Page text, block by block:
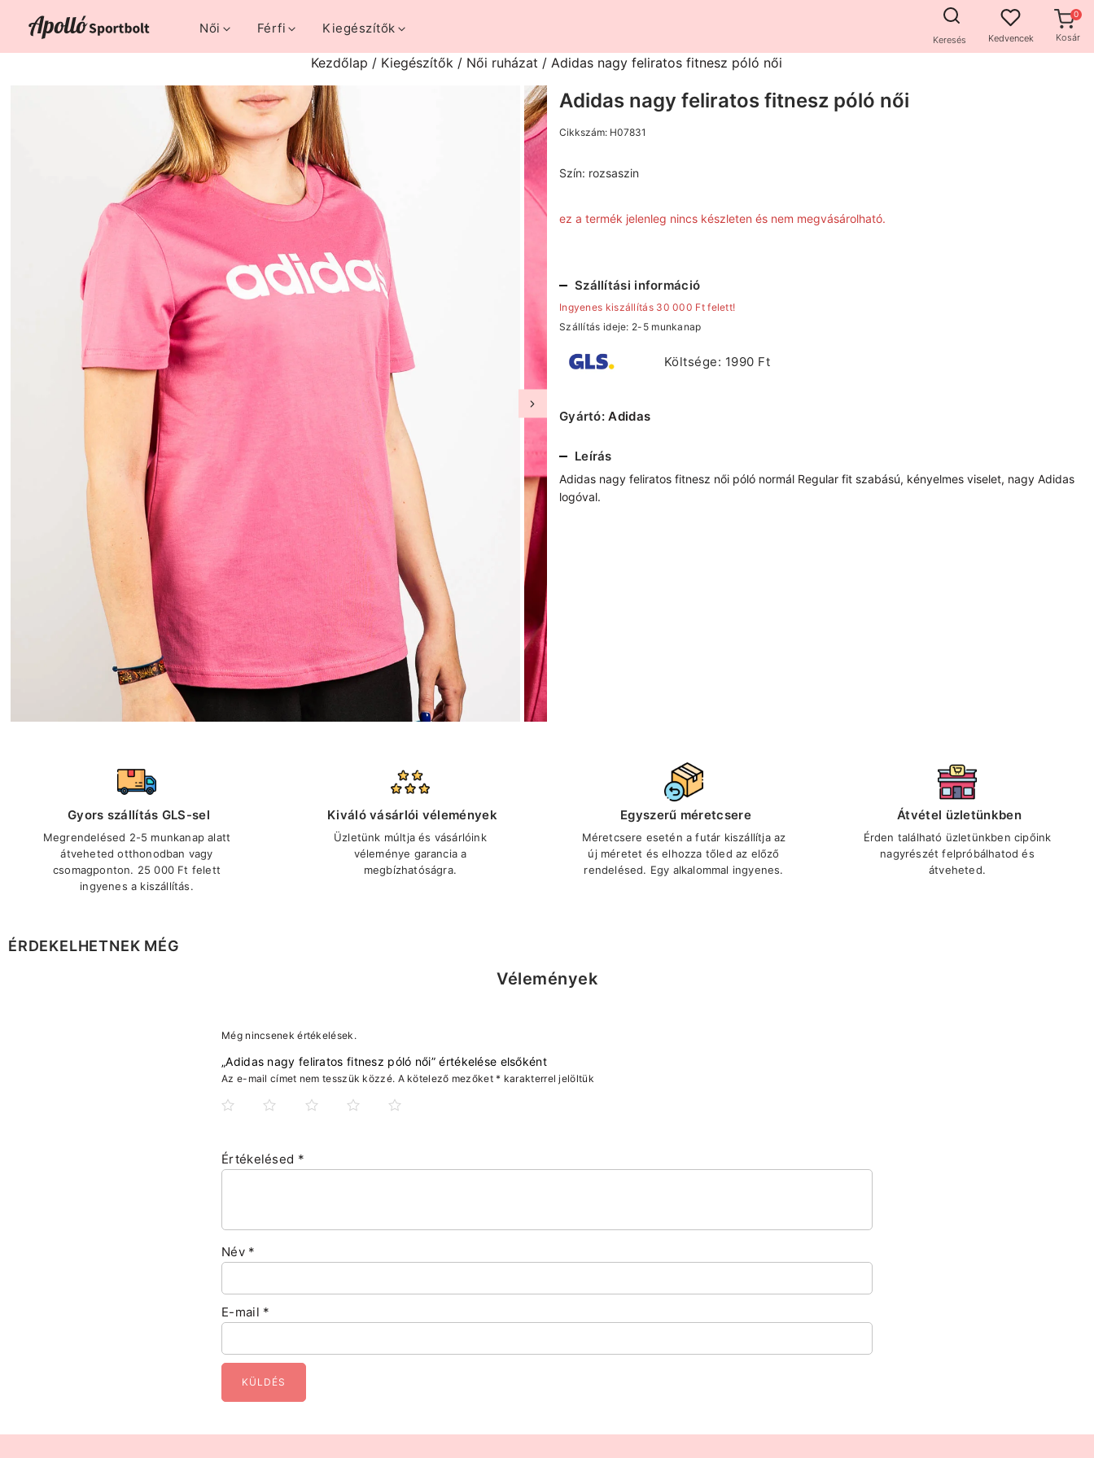
Női Férfi Kiegészítők
Keresés Kedvencek Kosár
Kezdőlap / Kiegészítők / Női ruházat / Adidas nagy feliratos fitnesz póló női
Adidas nagy feliratos fitnesz póló női
Cikkszám: H07831
Szín: rozsaszin
ez a termék jelenleg nincs készleten és nem megvásárolható.
Szállítási információ
Ingyenes kiszállítás 30 000 Ft felett!
Szállítás ideje: 2-5 munkanap
Költsége: 1990 Ft
Gyártó:Adidas
Leírás
Adidas nagy feliratos fitnesz női póló normál Regular fit szabású, kényelmes viselet, nagy Adidas
logóval.
Gyors szállítás GLS-sel
Megrendelésed 2-5 munkanap alatt
átveheted otthonodban vagy
csomagponton. 25 000 Ft felett
ingyenes a kiszállítás.
Kiváló vásárlói vélemények
Üzletünk múltja és vásárlóink
véleménye garancia a
megbízhatóságra.
Egyszerű méretcsere
Méretcsere esetén a futár kiszállítja az
új méretet és elhozza tőled az előző
rendelésed. Egy alkalommal ingyenes.
Átvétel üzletünkben
Érden található üzletünkben cipőink
nagyrészét felpróbálhatod és
átveheted.
ÉRDEKELHETNEK MÉG
Vélemények
Még nincsenek értékelések.
„Adidas nagy feliratos fitnesz póló női” értékelése elsőként
Az e-mail címet nem tesszük közzé. A kötelező mezőket* karakterrel jelöltük
Értékelésed *
Név *
E-mail *